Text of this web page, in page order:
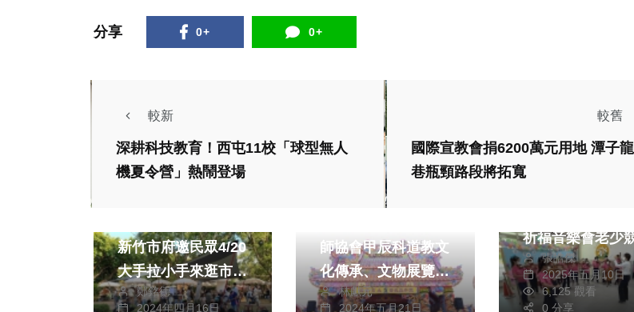
分享 0+ 0+
較新
深耕科技教育！西屯11校「球型無人
機夏令營」熱鬧登場
較舊
國際宣教會捐6200萬元用地 潭子
巷瓶頸路段將拓寬
新竹市府邀民眾4/20
大手拉小手來逛市
集、聽繪本
鄭銘德
2024年四月16日
兩岸道教文化交流專區
師協會甲辰科道教文
化傳承、文物展覽及
民俗技藝運動之多元
林獻元
2024年五月21日
祈福音樂會老少
好歡樂
張皓傑
2025年五月10日
6,125 觀看
0 分享
生活 財經及消費